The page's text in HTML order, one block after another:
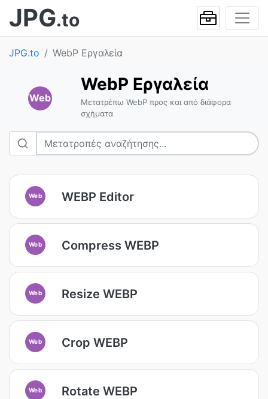
JPG.to
JPG.to WebP Εργαλεία
Web
WebP Εργαλεία
Μετατρέπω WebP προς και από διάφορα
σχήματα
Web WEBP Editor
Web Compress WEBP
Web Resize WEBP
Web Crop WEBP
Web Rotate WEBP